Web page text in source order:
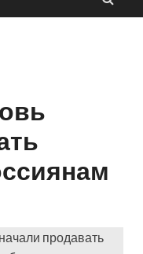
продавать